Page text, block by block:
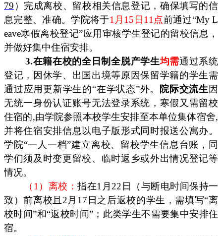
79 ）完成离校、留校相关信息登记，确保填写的信
息完整、准确。学院将于1月15日11点前通过“My L
eave寒假离校登记”应用审核学生登记的留校信息，
并做好集中住宿安排。
3.在籍在校的全日制全脱产学生均需通过系统
登记，因休学、出国出境等原因保留学籍的学生需
通过应用更新学生的“在学状态”外。
院际交流生因
无统一身份认证账号无法登录系统，寒假又需留校
住宿的,由学院参照本校学生安排至本单位集体宿舍,
并将住宿安排信息以电子版形式同时报送公寓办。
学院“一人一档”建立离校、留校学生信息台账，同
学们须及时变更留校、临时返乡或外出情况登记等
情况。
（1）离校： 指在1月22日（与断电时间保持一
致）前离校且2月17日之后返校的学生，需填写“离
校时间”和“返校时间”；此类学生不需要集中安排住
宿。